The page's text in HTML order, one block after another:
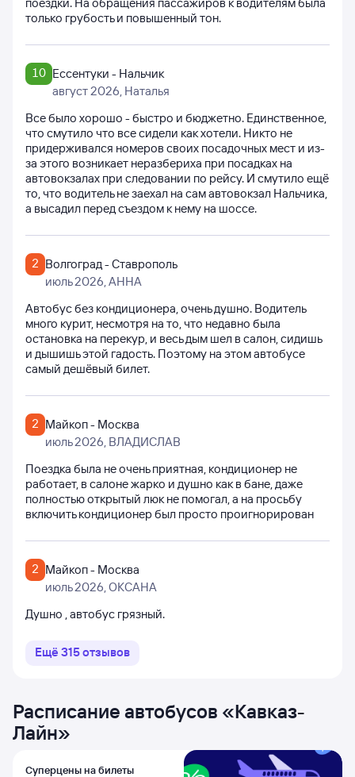
Расписание автобусов «Кавказ-
Лайн»
Суперцены на билеты
только грубость и повышенный тон.
10 Ессентуки - Нальчик
август 2026, Наталья
Все было хорошо - быстро и бюджетно. Единственное,
что смутило что все сидели как хотели. Никто не
придерживался номеров своих посадочных мест и из-
за этого возникает неразбериха при посадках на
автовокзалах при следовании по рейсу. И смутило ещё
то, что водитель не заехал на сам автовокзал Нальчика,
а высадил перед съездом к нему на шоссе.
2 Волгоград - Ставрополь
июль 2026, АННА
Автобус без кондиционера, очень душно. Водитель
много курит, несмотря на то, что недавно была
остановка на перекур, и весь дым шел в салон, сидишь
и дышишь этой гадость. Поэтому на этом автобусе
самый дешёвый билет.
2 Майкоп - Москва
июль 2026, ВЛАДИСЛАВ
Поездка была не очень приятная, кондиционер не
работает, в салоне жарко и душно как в бане, даже
полностью открытый люк не помогал, а на просьбу
включить кондиционер был просто проигнорирован
2 Майкоп - Москва
июль 2026, ОКСАНА
Душно , автобус грязный.
Ещё 315отзывов